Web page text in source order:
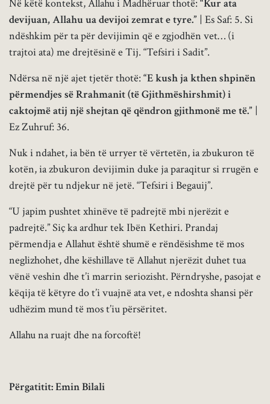
Në këtë kontekst, Allahu i Madhëruar thotë: “Kur ata
devijuan, Allahu ua devijoi zemrat e tyre.” | Es Saf: 5. Si
ndëshkim për ta për devijimin që e zgjodhën vet… (i
trajtoi ata) me drejtësinë e Tij. “Tefsiri i Sadit”.
Ndërsa në një ajet tjetër thotë: “E kush ja kthen shpinën
përmendjes së Rrahmanit (të Gjithmëshirshmit) i
caktojmë atij një shejtan që qëndron gjithmonë me të.” |
Ez Zuhruf: 36.
Nuk i ndahet, ia bën të urryer të vërtetën, ia zbukuron të
kotën, ia zbukuron devijimin duke ja paraqitur si rrugën e
drejtë për tu ndjekur në jetë. “Tefsiri i Begauij”.
“U japim pushtet xhinëve të padrejtë mbi njerëzit e
padrejtë.” Siç ka ardhur tek Ibën Kethiri. Prandaj
përmendja e Allahut është shumë e rëndësishme të mos
neglizhohet, dhe këshillave të Allahut njerëzit duhet tua
vënë veshin dhe t’i marrin seriozisht. Përndryshe, pasojat e
këqija të këtyre do t’i vuajnë ata vet, e ndoshta shansi për
udhëzim mund të mos t’iu përsëritet.
Allahu na ruajt dhe na forcoftë!
Përgatitit: Emin Bilali